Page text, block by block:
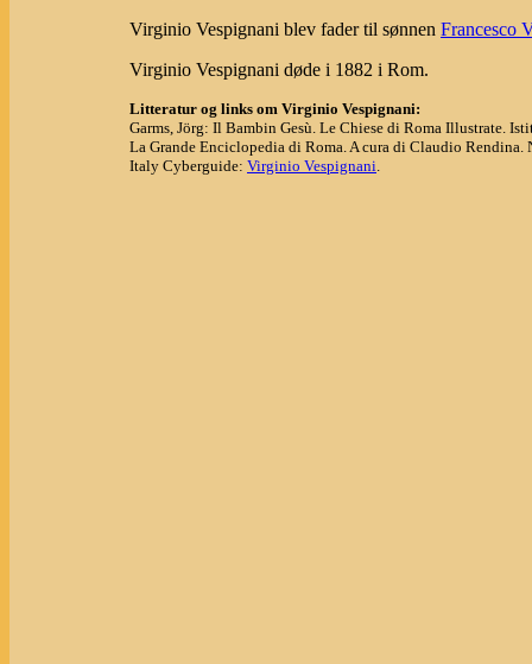
Virginio Vespignani blev fader til sønnen Francesco
Virginio Vespignani døde i 1882 i Rom.
Litteratur og links om Virginio Vespignani:
Garms, Jörg: Il Bambin Gesù. Le Chiese di Roma Illustrate.
La Grande Enciclopedia di Roma. A cura di Claudio
Italy Cyberguide: Virginio Vespignani.